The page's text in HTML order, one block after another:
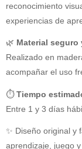
reconocimiento
experiencias de
🌿 Material seguro
Realizado en
acompañar el uso
⏱Tiempo
Entre 1 y 3 días
✨ Diseño original y
aprendizaje, juego